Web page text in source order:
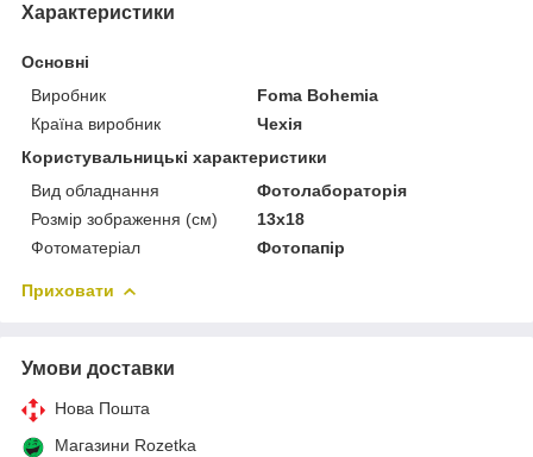
Характеристики
Основні
Виробник
Foma Bohemia
Країна виробник
Чехія
Користувальницькі характеристики
Вид обладнання
Фотолабораторія
Розмір зображення (см)
13х18
Фотоматеріал
Фотопапір
Приховати
Умови доставки
Нова Пошта
Магазини Rozetka